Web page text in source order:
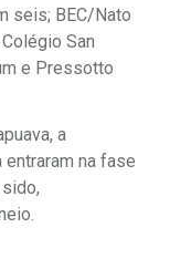
seis; BEC/Nato
San
e Pressotto
a
na fase